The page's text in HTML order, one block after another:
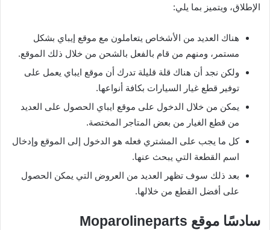
الإطلاق، ويتميز بما يلي:
هناك العديد من الأشخاص يتعاملون مع موقع إيباي بشكل
مستمر، ومنهم من قام بالفعل بالشحن من خلال ذلك الموقع.
ولكن نجد أن هناك قلة قليلة تدرك أن موقع ايباي يعمل على
توفير قطع غيار السيارات بكافة أنواعها.
يمكن من خلال الدخول على موقع ايباي الحصول على العديد
من قطع الغيار من بعض المتاجر المختصة.
كل ما يجب على المشتري فعله هو الدخول إلى الموقع وإدخال
اسم القطعة التي يبحث عنها.
بعد ذلك سوف تظهر العديد من العروض التي يمكن الحصول
على أفضل القطع من خلالها.
سادسًا موقع Moparolineparts